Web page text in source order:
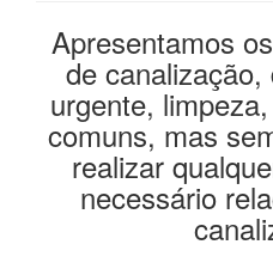
Apresentamos
de
urgente,
comuns, mas
realizar
necessário